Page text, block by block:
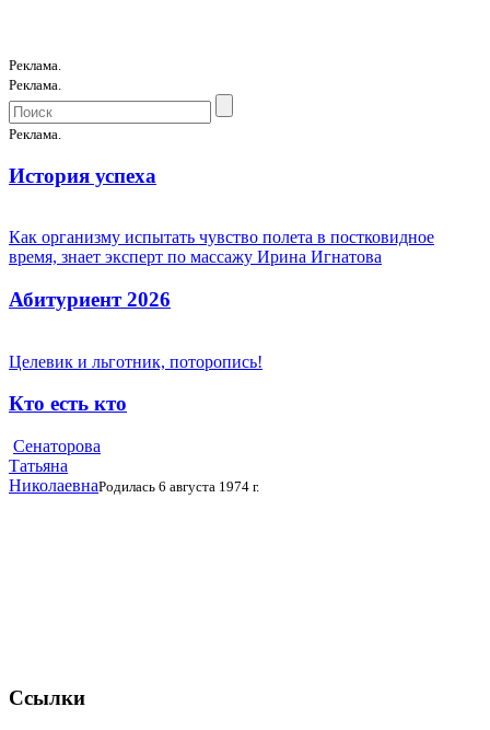
Реклама.
Реклама.
Реклама.
История успеха
Как организму испытать чувство полета в постковидное
время, знает эксперт по массажу Ирина Игнатова
Абитуриент 2026
Целевик и льготник, поторопись!
Кто есть кто
Сенаторова
Татьяна
НиколаевнаРодилась 6 августа 1974 г.
Ссылки